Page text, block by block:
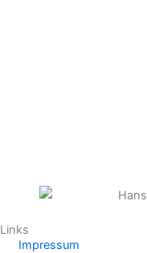
Links
Impressum